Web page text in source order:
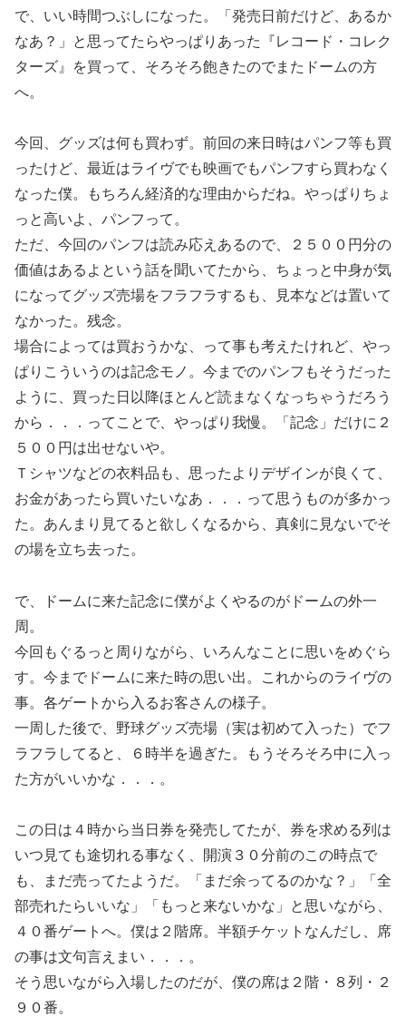
で、いい時間つぶしになった。「発売日前だけど、あるか
なあ？」と思ってたらやっぱりあった『レコード・コレク
ターズ』を買って、そろそろ飽きたのでまたドームの方
へ。
今回、グッズは何も買わず。前回の来日時はパンフ等も買
ったけど、最近はライヴでも映画でもパンフすら買わなく
なった僕。もちろん経済的な理由からだね。やっぱりちょ
っと高いよ、パンフって。
ただ、今回のパンフは読み応えあるので、２５００円分の
価値はあるよという話を聞いてたから、ちょっと中身が気
になってグッズ売場をフラフラするも、見本などは置いて
なかった。残念。
場合によっては買おうかな、って事も考えたけれど、やっ
ぱりこういうのは記念モノ。今までのパンフもそうだった
ように、買った日以降ほとんど読まなくなっちゃうだろう
から．．．ってことで、やっぱり我慢。「記念」だけに２
５００円は出せないや。
Ｔシャツなどの衣料品も、思ったよりデザインが良くて、
お金があったら買いたいなあ．．．って思うものが多かっ
た。あんまり見てると欲しくなるから、真剣に見ないでそ
の場を立ち去った。
で、ドームに来た記念に僕がよくやるのがドームの外一
周。
今回もぐるっと周りながら、いろんなことに思いをめぐら
す。今までドームに来た時の思い出。これからのライヴの
事。各ゲートから入るお客さんの様子。
一周した後で、野球グッズ売場（実は初めて入った）でフ
ラフラしてると、６時半を過ぎた。もうそろそろ中に入っ
た方がいいかな．．．。
この日は４時から当日券を発売してたが、券を求める列は
いつ見ても途切れる事なく、開演３０分前のこの時点で
も、まだ売ってたようだ。「まだ余ってるのかな？」「全
部売れたらいいな」「もっと来ないかな」と思いながら、
４０番ゲートへ。僕は２階席。半額チケットなんだし、席
の事は文句言えまい．．．。
そう思いながら入場したのだが、僕の席は２階・８列・２
９０番。